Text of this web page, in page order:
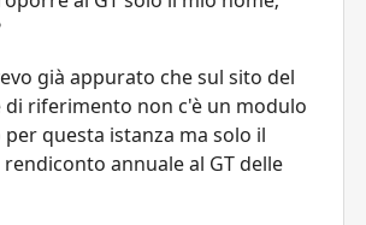
già appurato che sul sito del
riferimento non c'è un modulo
questa istanza ma solo il
annuale al GT delle